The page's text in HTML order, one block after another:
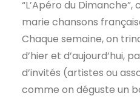
“L’Apéro du Dimanche”,
marie chansons
Chaque semaine, on
d’hier et d’aujourd’hui,
d’invités (artistes ou
comme on déguste un